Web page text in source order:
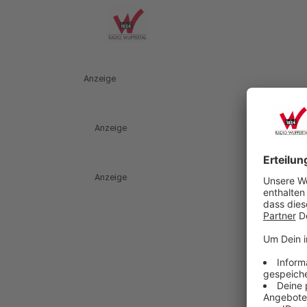
Anzeige
Anzeige
Anzeige